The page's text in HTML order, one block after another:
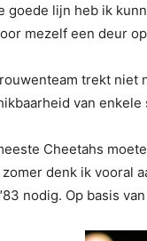
goede lijn heb ik
mezelf een deur
trekt niet
van
Cheetahs
zomer denk ik vooral
nodig. Op basis